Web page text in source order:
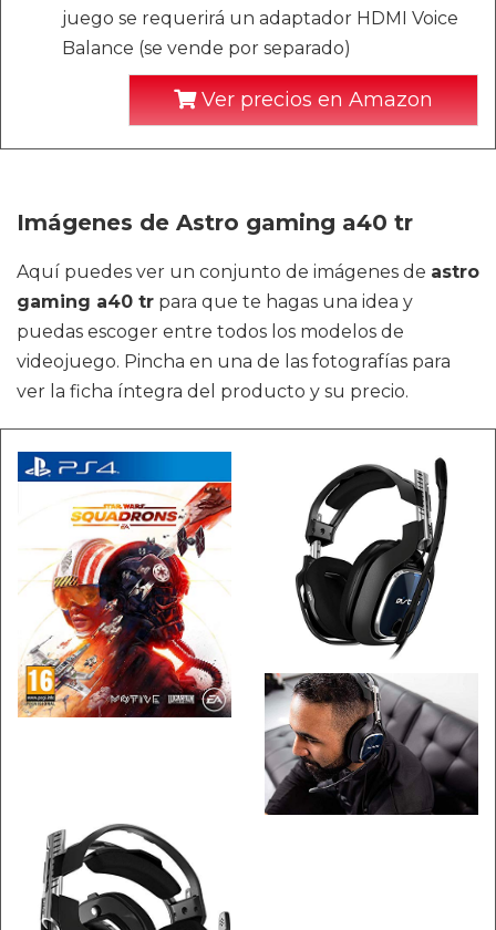
juego se requerirá un adaptador HDMI Voice
Balance (se vende por separado)
Ver precios en Amazon
Imágenes de Astro gaming a40 tr
Aquí puedes ver un conjunto de imágenes de astro
gaming a40 tr para que te hagas una idea y
puedas escoger entre todos los modelos de
videojuego. Pincha en una de las fotografías para
ver la ficha íntegra del producto y su precio.